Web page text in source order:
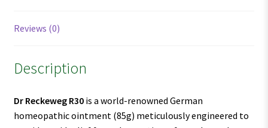
Reviews (0)
Description
Dr Reckeweg R30is a world-renowned German
homeopathic ointment (85g) meticulously engineered to